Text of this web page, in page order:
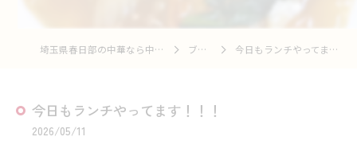
埼玉県春日部の中華なら中華市場 炒 ブログ 今日もランチやってます！！！⁡
今日もランチやってます！！！⁡
2026/05/11